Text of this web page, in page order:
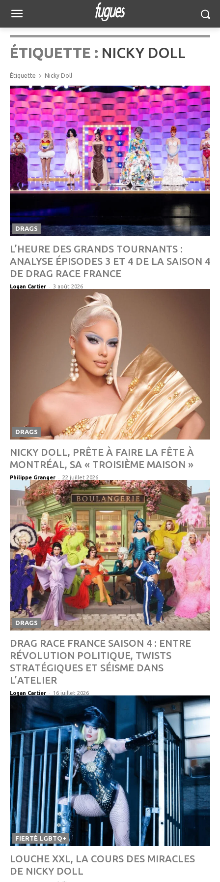
ÉTIQUETTE : NICKY DOLL
Étiquette Nicky Doll
DRAGS
L’HEURE DES GRANDS TOURNANTS :
ANALYSE ÉPISODES 3 ET 4 DE LA SAISON 4
DE DRAG RACE FRANCE
Logan Cartier - 3 août 2026
DRAGS
NICKY DOLL, PRÊTE À FAIRE LA FÊTE À
MONTRÉAL, SA « TROISIÈME MAISON »
Philippe Granger - 22 juillet 2026
DRAGS
DRAG RACE FRANCE SAISON 4 : ENTRE
RÉVOLUTION POLITIQUE, TWISTS
STRATÉGIQUES ET SÉISME DANS
L’ATELIER
Logan Cartier - 16 juillet 2026
FIERTÉ LGBTQ+
LOUCHE XXL, LA COURS DES MIRACLES
DE NICKY DOLL